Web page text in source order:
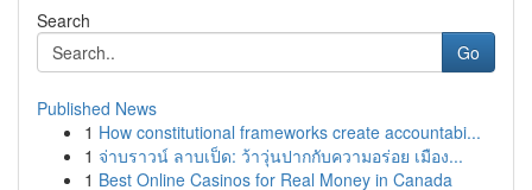
Search
Go
Published News
1 How constitutional frameworks create accountabi...
1 จ่าบราวน์ ลาบเป็ด: ว้าวุ่นปากกับความอร่อย เมือง...
1 Best Online Casinos for Real Money in Canada